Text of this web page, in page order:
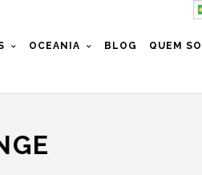
OCEANIA BLOG QUEM